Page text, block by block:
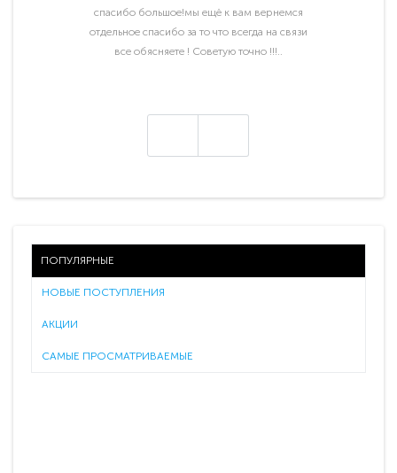
спасибо большое!мы ещё к вам вернемся
отдельное спасибо за то что всегда на связи
все обясняете ! Советую точно !!!..
ПОПУЛЯРНЫЕ
НОВЫЕ ПОСТУПЛЕНИЯ
АКЦИИ
САМЫЕ ПРОСМАТРИВАЕМЫЕ